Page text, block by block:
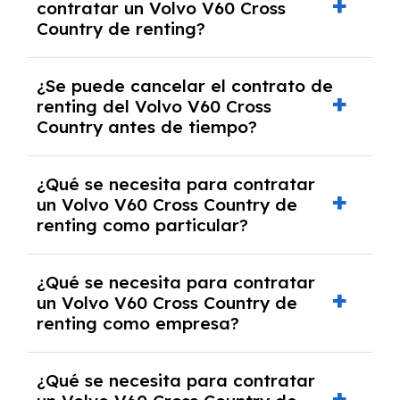
riesgo sin franquicia incluido dentro de las
cuotas mensuales.
contratar un Volvo V60 Cross
Country de renting?
tendrás que pagar ningún tipo de entrada
salvo en casos que lo exija el proveedor
debido al resultado del estudio de viabilidad
económica.
¿Se puede cancelar el contrato de
renting del Volvo V60 Cross
Country antes de tiempo?
pero puede haber penalizaciones por
cancelación anticipada. Es importante revisar
las condiciones del contrato y hablar con un
experto que te asesore.
¿Qué se necesita para contratar
un Volvo V60 Cross Country de
renting como particular?
y, en algunos casos, una consulta de solvencia
crediticia y un pago inicial.
¿Qué se necesita para contratar
un Volvo V60 Cross Country de
renting como empresa?
documentación financiera y, en algunos
¿Qué se necesita para contratar